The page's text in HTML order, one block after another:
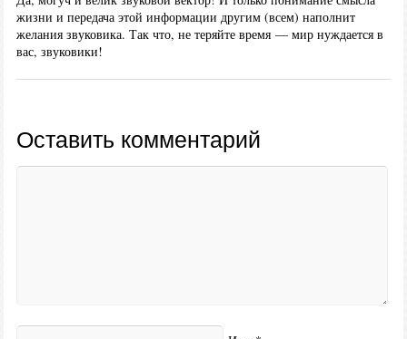
жизни и передача этой информации другим (всем) наполнит
желания звуковика. Так что, не теряйте время — мир нуждается в
вас, звуковики!
Оставить комментарий